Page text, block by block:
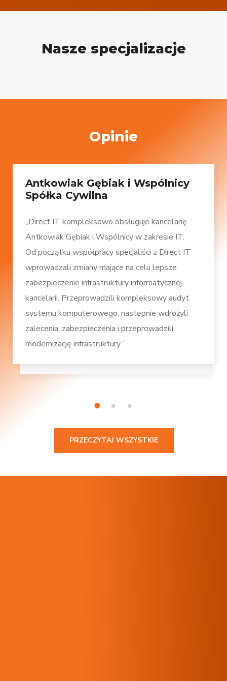
Nasze specjalizacje
Opinie
Antkowiak Gębiak i Wspólnicy
Spółka Cywilna
„Direct IT kompleksowo obsługuje kancelarię
Antkowiak Gębiak i Wspólnicy w zakresie IT.
Od początku współpracy specjaliści z Direct IT
wprowadzali zmiany mające na celu lepsze
zabezpieczenie infrastruktury informatycznej
kancelarii. Przeprowadzili kompleksowy audyt
systemu komputerowego, następnie wdrożyli
zalecenia, zabezpieczenia i przeprowadzili
modernizację infrastruktury.”
1 2 3
PRZECZYTAJ WSZYSTKIE